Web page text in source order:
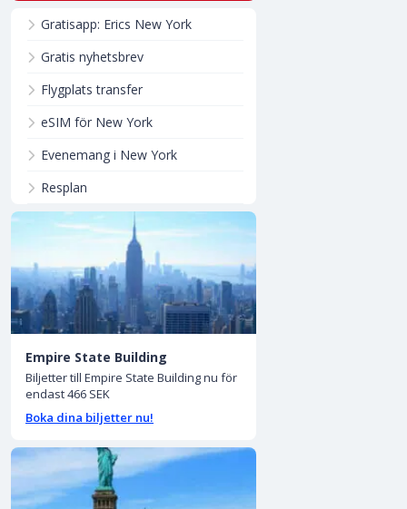
Gratisapp: Erics New York
Gratis nyhetsbrev
Flygplats transfer
eSIM för New York
Evenemang i New York
Resplan
Empire State Building
Biljetter till Empire State Building nu för
endast 466 SEK
Boka dina biljetter nu!